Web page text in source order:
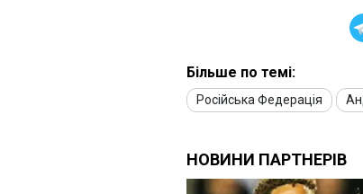
Більше по темі:
Російська Федерація